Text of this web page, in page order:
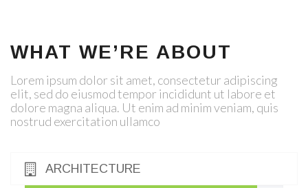
WHAT WE’RE ABOUT
Lorem ipsum dolor sit amet, consectetur adipiscing
elit, sed do eiusmod tempor incididunt ut labore et
dolore magna aliqua. Ut enim ad minim veniam, quis
nostrud exercitation ullamco
ARCHITECTURE